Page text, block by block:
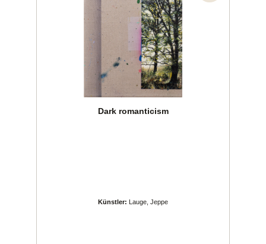
Dark romanticism
Künstler: Lauge, Jeppe